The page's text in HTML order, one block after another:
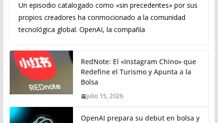
Un episodio catalogado como «sin precedentes» por sus
propios creadores ha conmocionado a la comunidad
tecnológica global. OpenAI, la compañía
RedNote: El «Instagram Chino» que
Redefine el Turismo y Apunta a la
Bolsa
julio 15, 2026
OpenAI prepara su debut en bolsa y